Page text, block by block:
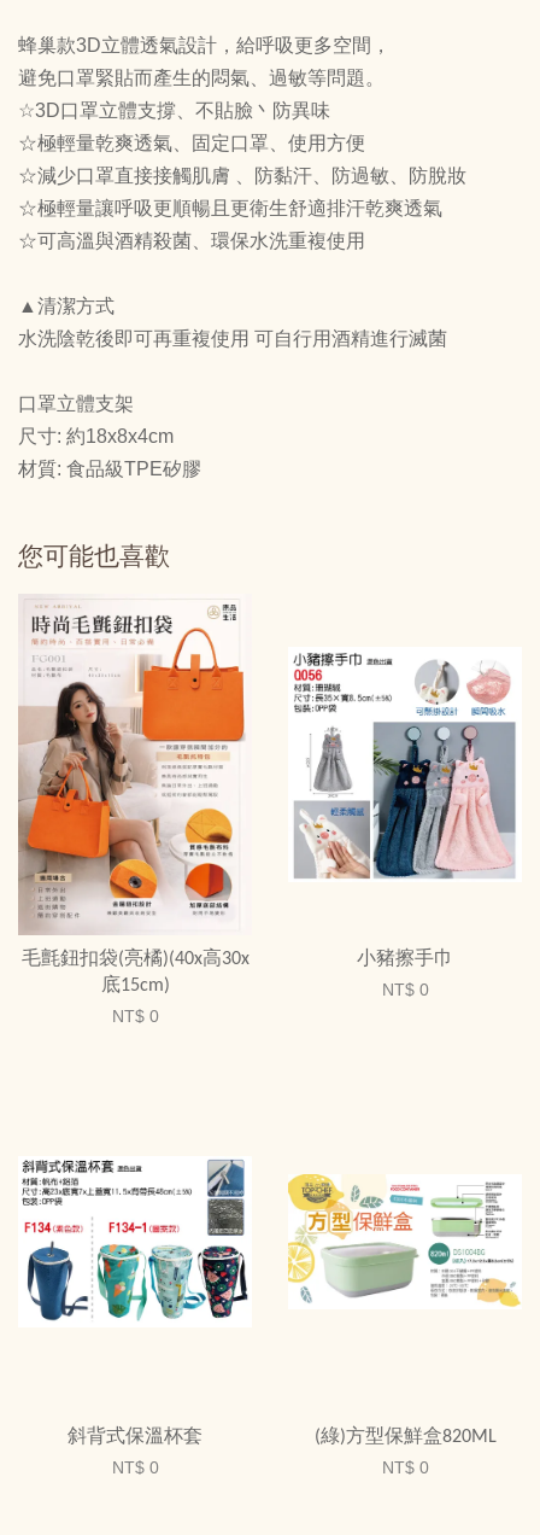
蜂巢款3D立體透氣設計，給呼吸更多空間，
避免口罩緊貼而產生的悶氣、過敏等問題。
☆3D口罩立體支撐、不貼臉丶防異味
☆極輕量乾爽透氣、固定口罩、使用方便
☆減少口罩直接接觸肌膚 、防黏汗、防過敏、防脫妝
☆極輕量讓呼吸更順暢且更衛生舒適排汗乾爽透氣
☆可高溫與酒精殺菌、環保水洗重複使用
▲清潔方式
水洗陰乾後即可再重複使用 可自行用酒精進行滅菌
口罩立體支架
尺寸: 約18x8x4cm
材質: 食品級TPE矽膠
您可能也喜歡
毛氈鈕扣袋(亮橘)(40x高30x
底15cm)
NT$ 0
小豬擦手巾
NT$ 0
斜背式保溫杯套
NT$ 0
(綠)方型保鮮盒820ML
NT$ 0